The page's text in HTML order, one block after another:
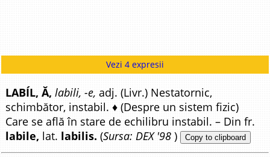
Vezi 4 expresii
LABÍL, Ă, labili, -e, adj. (Livr.) Nestatornic,
schimbător, instabil. ♦ (Despre un sistem fizic)
Care se află în stare de echilibru instabil. – Din fr.
labile, lat. labilis. (Sursa: DEX '98 ) Copy to clipboard